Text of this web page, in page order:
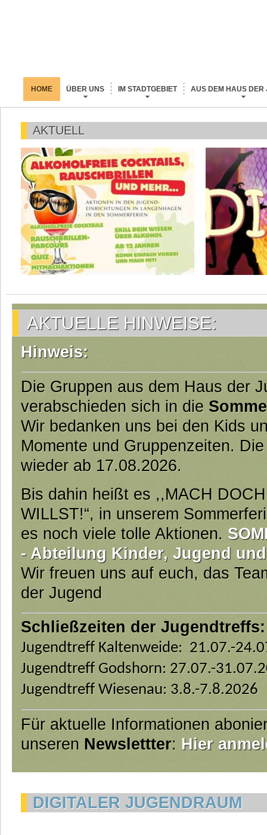
HOME ÜBER UNS IM STADTGEBIET AUS DEM HAUS DER
AKTUELL
AKTUELLE HINWEISE:
Hinweis:
Die Gruppen aus dem Haus der
verabschieden sich in die
Wir bedanken uns bei den Kids
Momente und Gruppenzeiten.
wieder ab 17.08.2026.
Bis dahin heißt es ,,MACH
WILLST!“, in unserem
es noch viele tolle Aktionen.
- Abteilung Kinder, Jugend
Wir freuen uns auf euch, das
der Jugend
Schließzeiten der Jugendtreffs:
Jugendtreff Kaltenweide: 21.07.-
Jugendtreff Godshorn: 27.07.-
Jugendtreff Wiesenau: 3.8.-7.8.2026
Für aktuelle Informationen
unseren Newslettter: Hier
DIGITALER JUGENDRAUM